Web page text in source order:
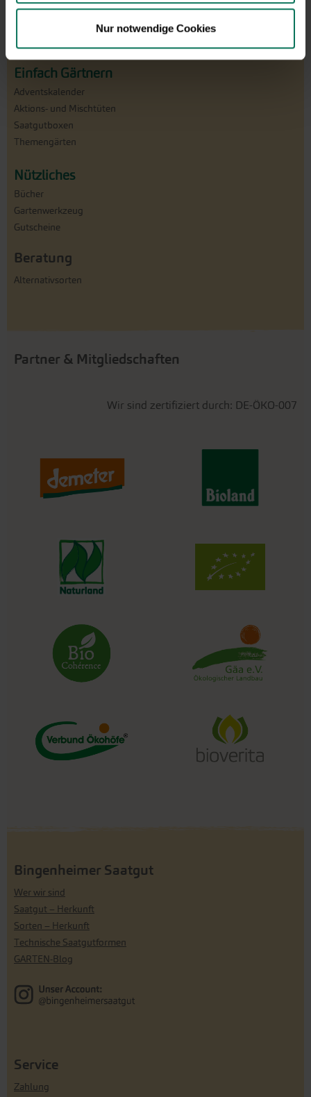
Nur notwendige Cookies
Pfingstrosen
Steckzwiebeln & Knoblauch
Einfach Gärtnern
Adventskalender
Aktions- und Mischtüten
Saatgutboxen
Themengärten
Nützliches
Bücher
Gartenwerkzeug
Gutscheine
Beratung
Alternativsorten
Partner & Mitgliedschaften
Wir sind zertifiziert durch: DE-ÖKO-007
Bingenheimer Saatgut
Wer wir sind
Saatgut – Herkunft
Sorten – Herkunft
Technische Saatgutformen
GARTEN-Blog
Service
Zahlung